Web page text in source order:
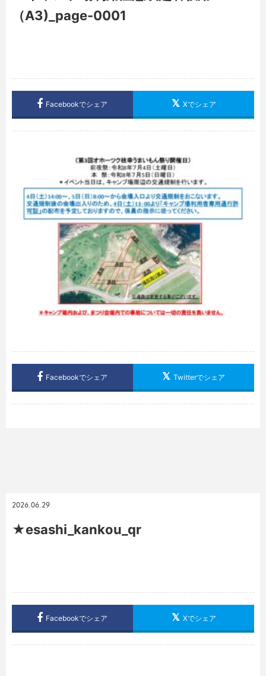
（A3)_page-0001
Facebookでシェア Xでシェア
Facebookでシェア Twitterでシェア
2026.06.29
★esashi_kankou_qr
Facebookでシェア Xでシェア